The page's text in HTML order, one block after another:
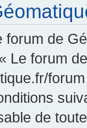
forum de
Le forum
de